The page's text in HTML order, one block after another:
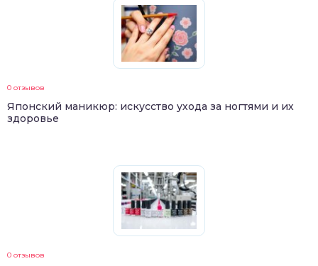
0 отзывов
Японский маникюр: искусство ухода за ногтями и их
здоровье
0 отзывов